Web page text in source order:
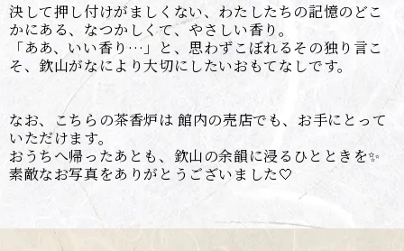
決して押し付けがましくない、わたしたちの記憶のどこ
かにある、なつかしくて、やさしい香り。
「ああ、いい香り…」と、思わずこぼれるその独り言こ
そ、欽山がなにより大切にしたいおもてなしです。
なお、こちらの茶香炉は 館内の売店でも、お手にとって
いただけます。
おうちへ帰ったあとも、欽山の余韻に浸るひとときを✨
素敵なお写真をありがとうございました🤍